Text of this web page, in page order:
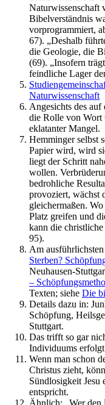
Naturwissenschaft
Bibelverständnis
vorprogrammiert,
67). „Deshalb
die Geologie, die
(69). „Insofern
feindliche Lager
Naturwissenschaft
Angesichts des
die Rolle von Wort
eklatanter Mangel.
Hemminger selbst
Papier wird, wird
liegt der Schritt
wollen.
bedrohliche
provoziert, wächst
gleichermaßen.
Platz greifen und
kann die
95).
Am
Sterben?
Neuhausen-
–
Texten; siehe Die
Details dazu in:
Schöpfung,
Stuttgart.
Das trifft so gar
Individuums
Wenn man schon
Christus zieht,
Sündlosigkeit
entspricht.
Ähnlich: „Wer den